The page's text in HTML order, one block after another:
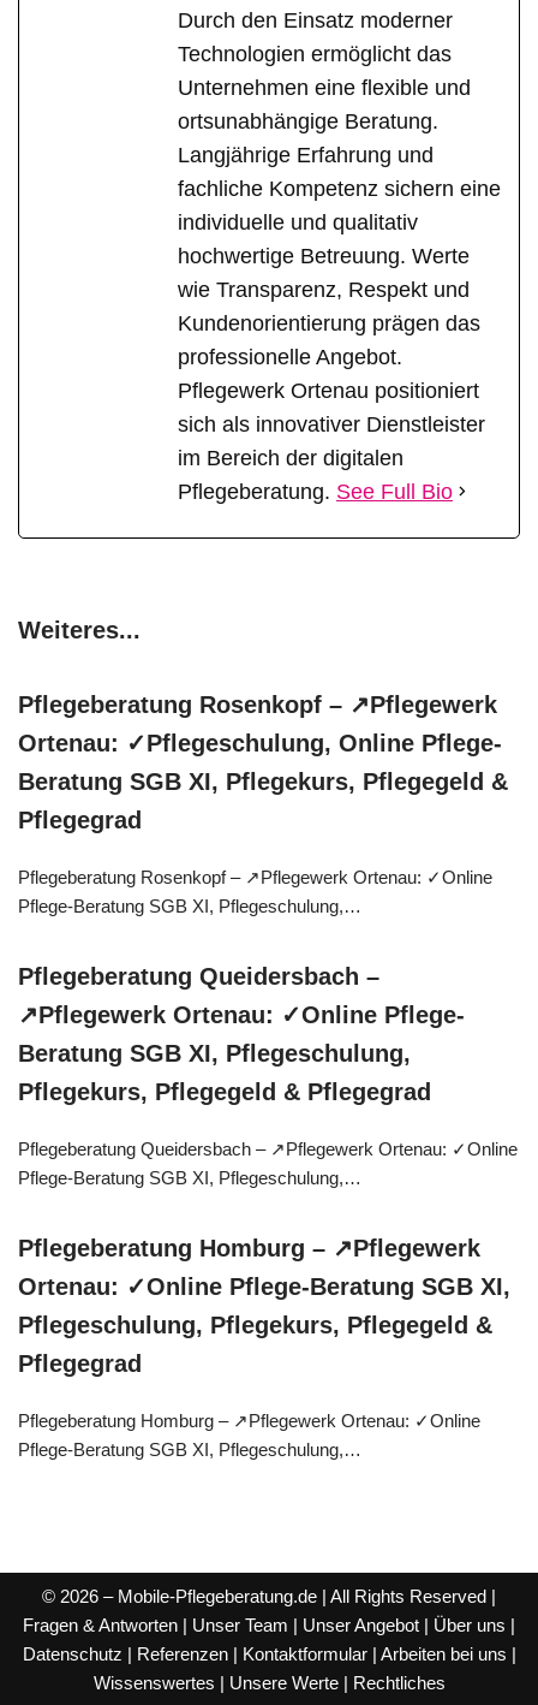
Durch den Einsatz moderner
Technologien ermöglicht das
Unternehmen eine flexible und
ortsunabhängige Beratung.
Langjährige Erfahrung und
fachliche Kompetenz sichern eine
individuelle und qualitativ
hochwertige Betreuung. Werte
wie Transparenz, Respekt und
Kundenorientierung prägen das
professionelle Angebot.
Pflegewerk Ortenau positioniert
sich als innovativer Dienstleister
im Bereich der digitalen
Pflegeberatung. See Full Bio
Weiteres...
Pflegeberatung Rosenkopf – ↗️Pflegewerk
Ortenau: ✓Pflegeschulung, Online Pflege-
Beratung SGB XI, Pflegekurs, Pflegegeld &
Pflegegrad
Pflegeberatung Rosenkopf – ↗️Pflegewerk Ortenau: ✓Online
Pflege-Beratung SGB XI, Pflegeschulung,…
Pflegeberatung Queidersbach –
↗️Pflegewerk Ortenau: ✓Online Pflege-
Beratung SGB XI, Pflegeschulung,
Pflegekurs, Pflegegeld & Pflegegrad
Pflegeberatung Queidersbach – ↗️Pflegewerk Ortenau: ✓Online
Pflege-Beratung SGB XI, Pflegeschulung,…
Pflegeberatung Homburg – ↗️Pflegewerk
Ortenau: ✓Online Pflege-Beratung SGB XI,
Pflegeschulung, Pflegekurs, Pflegegeld &
Pflegegrad
Pflegeberatung Homburg – ↗️Pflegewerk Ortenau: ✓Online
Pflege-Beratung SGB XI, Pflegeschulung,…
© 2026 – Mobile-Pflegeberatung.de | All Rights Reserved |
Fragen & Antworten | Unser Team | Unser Angebot | Über uns |
Datenschutz | Referenzen| Kontaktformular| Arbeiten bei uns |
Wissenswertes | Unsere Werte| Rechtliches